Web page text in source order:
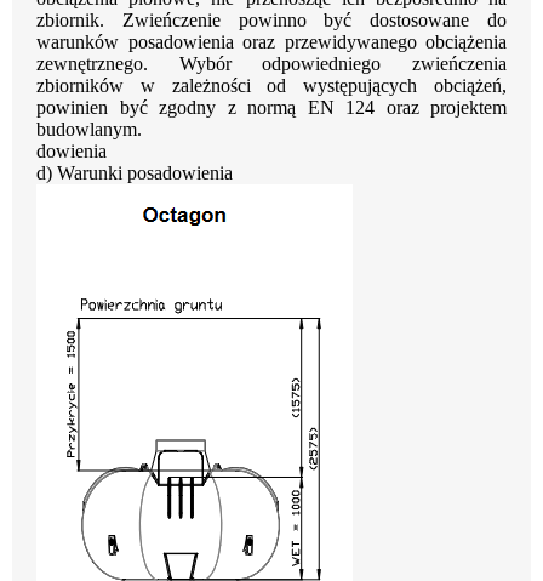
zbiornik. Zwieńczenie powinnobyć dostosowane
do
warunków posadowienia oraz przewidywanego obciążenia
zewnętrznego.
Wybór odpowiedniego
zwieńczenia
zbiorników
w zależnościod występujących
obciążeń,
powinien być zgodny z normą EN 124 oraz projektem
budowlanym.
dowienia
d) Warunki posadowienia